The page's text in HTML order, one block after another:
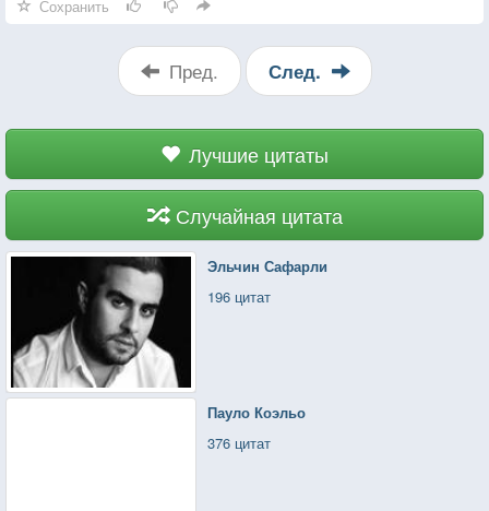
Сохранить
Пред. След.
Лучшие цитаты
Случайная цитата
Эльчин Сафарли
196 цитат
Пауло Коэльо
376 цитат